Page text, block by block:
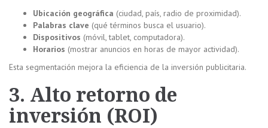
Ubicación geográfica (ciudad, país, radio de proximidad).
Palabras clave (qué términos busca el usuario).
Dispositivos (móvil, tablet, computadora).
Horarios (mostrar anuncios en horas de mayor actividad).
Esta segmentación mejora la eficiencia de la inversión publicitaria.
3. Alto retorno de
inversión (ROI)